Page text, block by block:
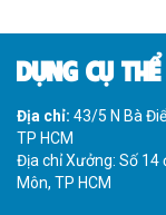
DỤNG CỤ
Địa chỉ: 43/5 N Bà
TP HCM
Địa chỉ Xưởng: Số 14
Môn, TP HCM